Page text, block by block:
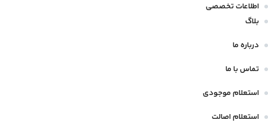
اطلاعات تخصصی
بلاگ
درباره ما
تماس با ما
استعلام موجودی
استعلام اصالت